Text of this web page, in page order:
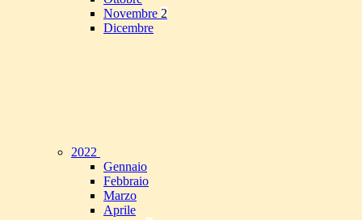
Novembre 2
Dicembre
2022
Gennaio
Febbraio
Marzo
Aprile